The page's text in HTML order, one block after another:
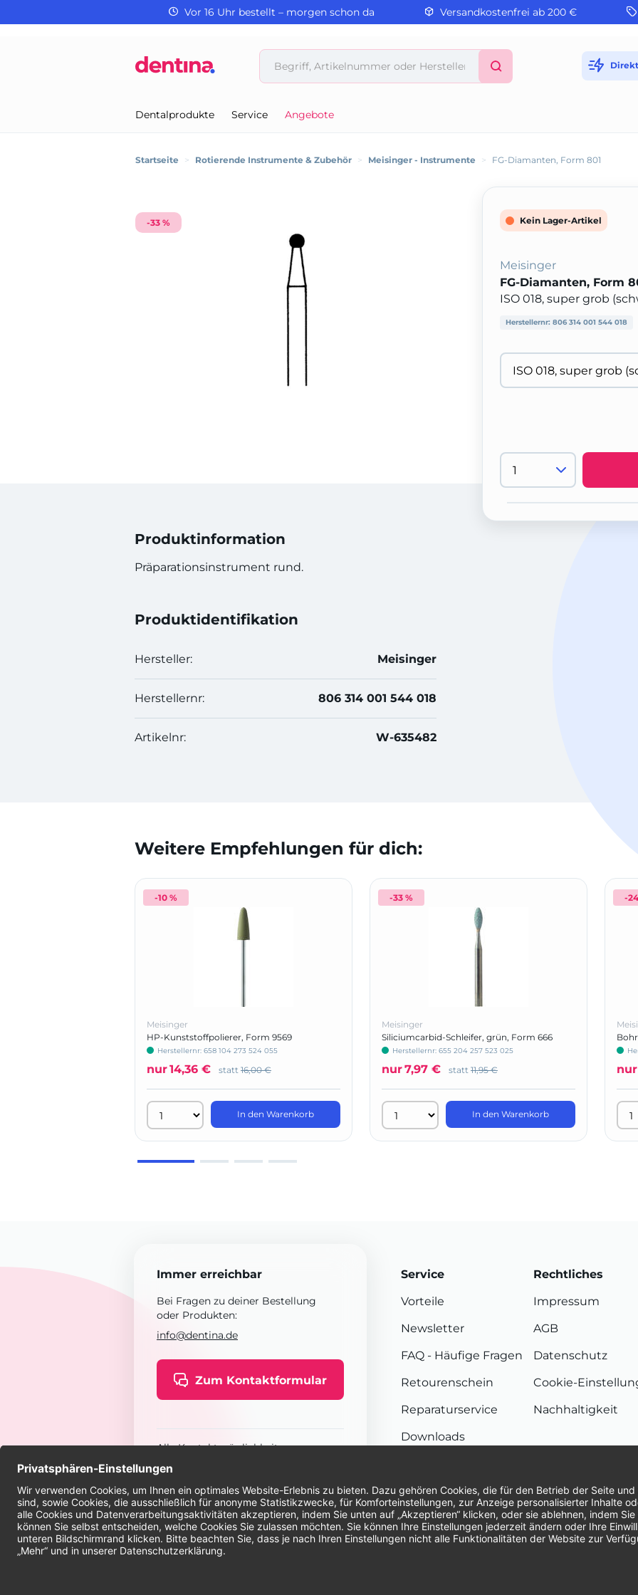
Vor 16 Uhr bestellt – morgen schon da Versandkostenfrei ab 200 €
Dentalprodukte Service Angebote
Startseite > Rotierende Instrumente & Zubehör > Meisinger - Instrumente > FG-Diamanten, Form 801
-33 %
Produktinformation
Präparationsinstrument rund.
Produktidentifikation
Hersteller: Meisinger
Herstellernr: 806 314 001 544 018
Artikelnr: W-635482
Kein Lager-Artikel
Meisinger
FG-Diamanten, Form
ISO 018, super grob
Herstellernr: 806 314 001 544 018
Weitere Empfehlungen für dich:
-10 %
Meisinger
HP-Kunststoffpolierer, Form 9569
Herstellernr: 658 104 273 524 055
nur14,36 € statt 16,00 €
In den Warenkorb
-33 %
Meisinger
Siliciumcarbid-Schleifer, grün, Form 666
Herstellernr: 655 204 257 523 025
nur7,97 € statt 11,95 €
In den Warenkorb
-
nur
Immer erreichbar
Bei Fragen zu deiner Bestellung
oder Produkten:
info@dentina.de
Zum Kontaktformular
Alle Kontaktmöglichkeiten
Service
Vorteile
Newsletter
FAQ - Häufige Fragen
Retourenschein
Reparaturservice
Downloads
Rechtliches
Impressum
AGB
Datenschutz
Cookie-
Nachhaltigkeit